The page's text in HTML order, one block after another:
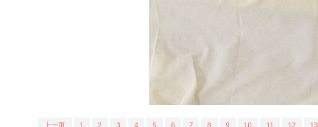
上一页 1 2 3 4 5 6 7 8 9 10 11 12 13